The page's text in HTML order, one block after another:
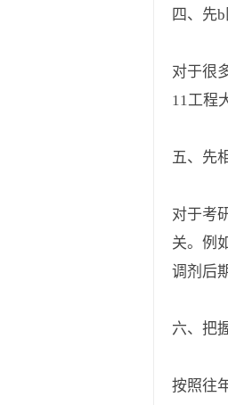
四、先
对于很
11工程
五、先
对于考
关。例
调剂后
六、把
按照往